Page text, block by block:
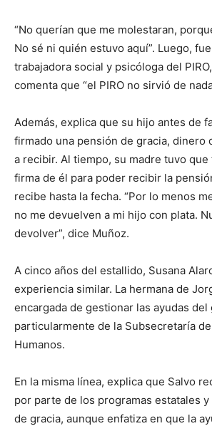
“No querían que me molestaran,
No sé ni quién estuvo aquí”. Luego,
trabajadora social y psicóloga del
comenta que “el PIRO no sirvió de
Además, explica que su hijo antes de
firmado una pensión de gracia, dinero
a recibir. Al tiempo, su madre tuvo
firma de él para poder recibir la
recibe hasta la fecha. “Por lo menos
no me devuelven a mi hijo con plata.
devolver”, dice Muñoz.
A cinco años del estallido, Susana
experiencia similar. La hermana de
encargada de gestionar las ayudas del
particularmente de la Subsecretaría
Humanos.
En la misma línea, explica que Salvo
por parte de los programas estatales
de gracia, aunque enfatiza en que la